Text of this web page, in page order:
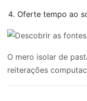
Oferte tempo ao
O mero isolar de
reiterações